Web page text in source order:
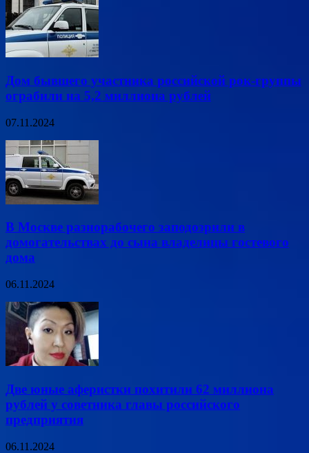
Дом бывшего участника российской рок-группы
ограбили на 5,2 миллиона рублей
07.11.2024
В Москве разнорабочего заподозрили в
домогательствах до сына владелицы гостевого
дома
06.11.2024
Две юные аферистки похитили 62 миллиона
рублей у советника главы российского
предприятия
06.11.2024